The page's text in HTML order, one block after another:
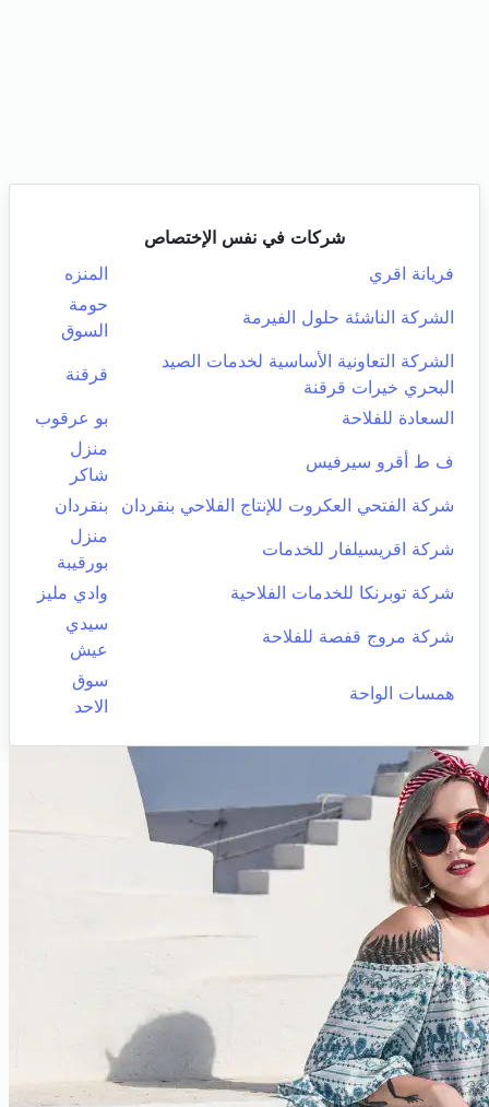
شركات في نفس الإختصاص
فريانة اقري
المنزه
الشركة الناشئة حلول الفيرمة
حومة
السوق
الشركة التعاونية الأساسية لخدمات الصيد
البحري خيرات قرقنة
قرقنة
السعادة للفلاحة بو عرقوب
ف ط أقرو سيرفيس
منزل
شاكر
شركة الفتحي العكروت للإنتاج الفلاحي بنقردان
بنقردان
شركة اقريسيلفار للخدمات
منزل
بورقيبة
شركة توبرنكا للخدمات الفلاحية
وادي مليز
شركة مروج قفصة للفلاحة
سيدي
عيش
همسات الواحة
سوق
الاحد